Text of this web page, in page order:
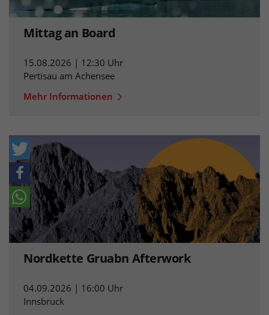
Mittag an Board
15.08.2026 | 12:30 Uhr
Pertisau am Achensee
Mehr Informationen
Nordkette Gruabn Afterwork
04.09.2026 | 16:00 Uhr
Innsbruck